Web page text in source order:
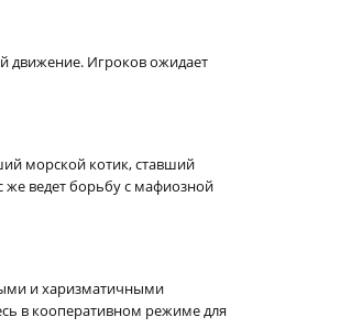
движение. Игроков ожидает
морской котик, ставший
ведет борьбу с мафиозной
и харизматичными
в кооперативном режиме для